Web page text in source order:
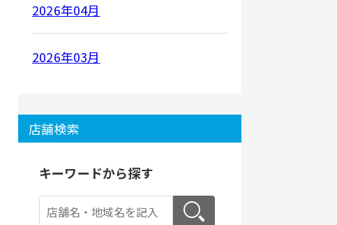
2026年04月
2026年03月
店舗検索
キーワードから探す